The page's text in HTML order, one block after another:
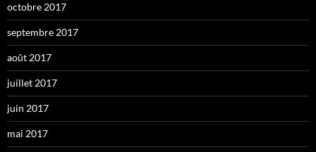
octobre 2017
septembre 2017
août 2017
juillet 2017
juin 2017
mai 2017